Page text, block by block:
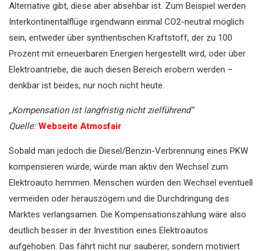
Alternative gibt, diese aber absehbar ist. Zum Beispiel werden
Interkontinentalflüge irgendwann einmal CO2-neutral möglich
sein, entweder über synthentischen Kraftstoff, der zu 100
Prozent mit erneuerbaren Energien hergestellt wird, oder über
Elektroantriebe, die auch diesen Bereich erobern werden –
denkbar ist beides, nur noch nicht heute.
„Kompensation ist langfristig nicht zielführend“
Quelle:Webseite Atmosfair
Sobald man jedoch die Diesel/Benzin-Verbrennung eines PKW
kompensieren würde, würde man aktiv den Wechsel zum
Elektroauto hemmen. Menschen würden den Wechsel eventuell
vermeiden oder herauszögern und die Durchdringung des
Marktes verlangsamen. Die Kompensationszahlung wäre also
deutlich besser in der Investition eines Elektroautos
aufgehoben. Das fährt nicht nur sauberer, sondern motiviert